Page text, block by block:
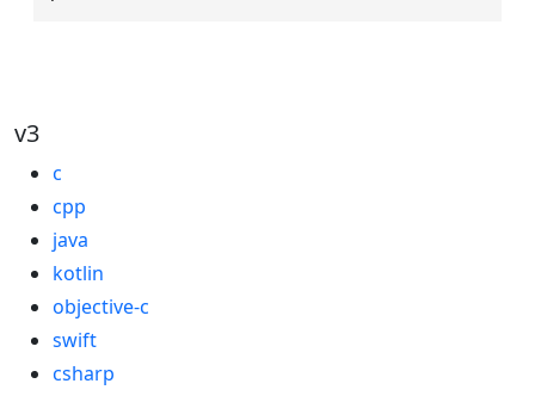
v3
c
cpp
java
kotlin
objective-c
swift
csharp